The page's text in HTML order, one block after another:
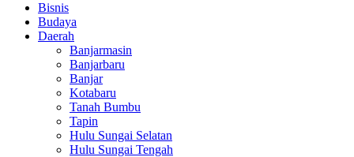
Bisnis
Budaya
Daerah
Banjarmasin
Banjarbaru
Banjar
Kotabaru
Tanah Bumbu
Tapin
Hulu Sungai Selatan
Hulu Sungai Tengah